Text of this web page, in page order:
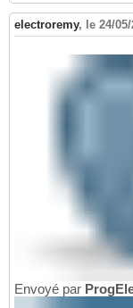
electroremy, le 24/
Envoyé par